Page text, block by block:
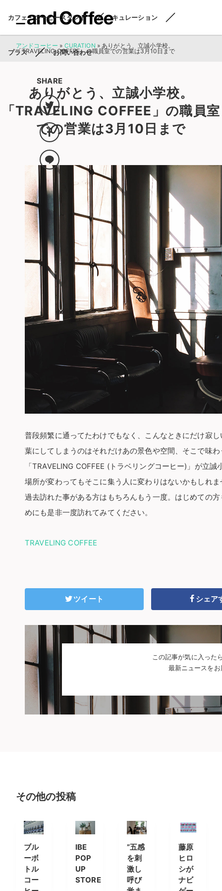
カフェ・コーヒースタンド キュレーション
プラス お問い合わせ
アンドコーヒー » CURATION »ありがとう、立誠小学校。
「TRAVELING COFFEE」の職員室での営業は3月10日まで
ありがとう、立誠小学校。
「TRAVELING COFFEE」の職員室
での営業は3月10日まで
SHARE
普段頻繁に通ってたわけでもなく、こんなときにだけ寂
葉にしてしまうのはそれだけあの景色や空間、そこで味
「TRAVELING COFFEE (トラベリングコーヒー)」が立
場所が変わってもそこに集う人に変わりはないかもしれ
過去訪れた事がある方はもちろんもう一度。はじめての
めにも是非一度訪れてみてください。
TRAVELING COFFEE
ツイート シェア
この記事が気に入った
最新ニュースを
その他の投稿
ブル
ーボ
トル
コー
IBE
POP
UP
STORE
”五感
を刺
激し
呼び
藤原
ヒロ
シが
ナビ